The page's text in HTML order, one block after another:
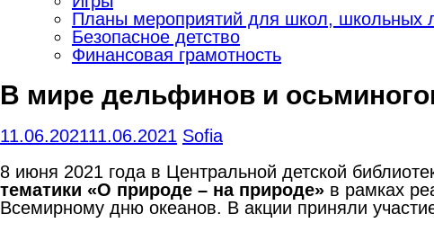
Планы мероприятий для школ, школьных
Безопасное детство
Финансовая грамотность
В мире дельфинов и
11.06.202111.06.2021 Sofia
8 июня 2021 года в Центральной детской
тематики «О природе – на природе» в рамках
Всемирному дню океанов. В акции приняли